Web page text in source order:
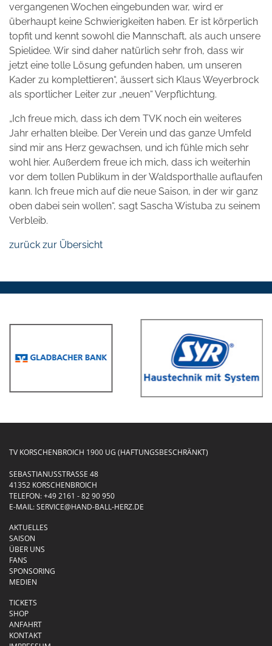
vergangenen Wochen eingebunden war, wird er
überhaupt keine Schwierigkeiten haben. Er ist körperlich
topfit und kennt sowohl die Mannschaft, als auch unsere
Spielidee. Wir sind daher natürlich sehr froh, dass wir
jetzt eine tolle Lösung gefunden haben, um unseren
Kader zu komplettieren“, äussert sich Klaus Weyerbrock
als sportlicher Leiter zur „neuen“ Verpflichtung.
„Ich freue mich, dass ich dem TVK noch ein weiteres
Jahr erhalten bleibe. Der Verein und das ganze Umfeld
sind mir ans Herz gewachsen, und ich fühle mich sehr
wohl hier. Außerdem freue ich mich, dass ich weiterhin
vor dem tollen Publikum in der Waldsporthalle auflaufen
kann. Ich freue mich auf die neue Saison, in der wir ganz
oben dabei sein wollen“, sagt Sascha Wistuba zu seinem
Verbleib.
zurück zur Übersicht
TV KORSCHENBROICH 1900 UG (HAFTUNGSBESCHRÄNKT)
SEBASTIANUSSTRASSE 48
41352 KORSCHENBROICH
TELEFON:+49 2161 - 82 90 950
E-MAIL:SERVICE@HAND-BALL-HERZ.DE
AKTUELLES
SAISON
ÜBER UNS
FANS
SPONSORING
MEDIEN
TICKETS
SHOP
ANFAHRT
KONTAKT